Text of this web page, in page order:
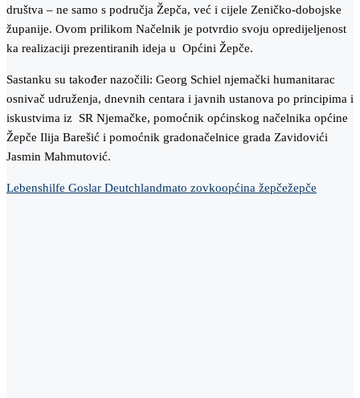
društva – ne samo s područja Žepča, već i cijele Zeničko-dobojske
županije. Ovom prilikom Načelnik je potvrdio svoju opredijeljenost
ka realizaciji prezentiranih ideja u Općini Žepče.
Sastanku su također nazočili: Georg Schiel njemački humanitarac
osnivač udruženja, dnevnih centara i javnih ustanova po principima i
iskustvima iz SR Njemačke, pomoćnik općinskog načelnika općine
Žepče Ilija Barešić i pomoćnik gradonačelnice grada Zavidovići
Jasmin Mahmutović.
Lebenshilfe Goslar Deutchlandmato zovkoopćina žepčežepče